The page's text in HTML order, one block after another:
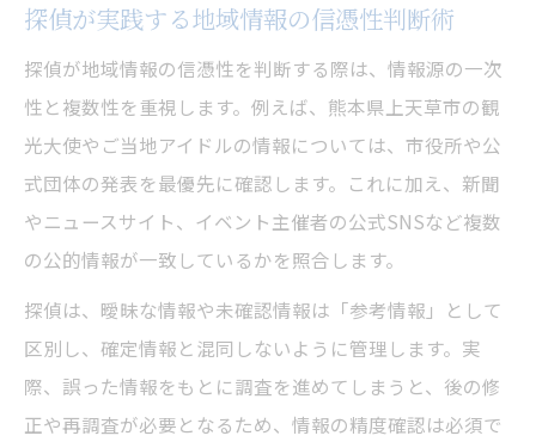
探偵が実践する地域情報の信憑性判断術
探偵が地域情報の信憑性を判断する際は、情報源の一次
性と複数性を重視します。例えば、熊本県上天草市の観
光大使やご当地アイドルの情報については、市役所や公
式団体の発表を最優先に確認します。これに加え、新聞
やニュースサイト、イベント主催者の公式SNSなど複数
の公的情報が一致しているかを照合します。
探偵は、曖昧な情報や未確認情報は「参考情報」として
区別し、確定情報と混同しないように管理します。実
際、誤った情報をもとに調査を進めてしまうと、後の修
正や再調査が必要となるため、情報の精度確認は必須で